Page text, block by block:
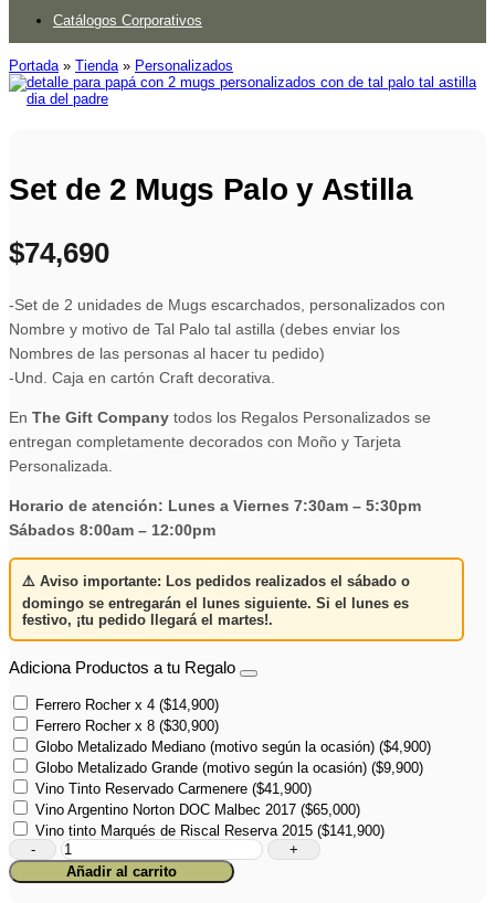
Catálogos Corporativos
Portada » Tienda » Personalizados
Set de 2 Mugs Palo y Astilla
$74,690
-Set de 2 unidades de Mugs escarchados, personalizados con
Nombre y motivo de Tal Palo tal astilla (debes enviar los
Nombres de las personas al hacer tu pedido)
-Und. Caja en cartón Craft decorativa.
En The Gift Company todos los Regalos Personalizados se
entregan completamente decorados con Moño y Tarjeta
Personalizada.
Horario de atención: Lunes a Viernes 7:30am – 5:30pm
Sábados 8:00am – 12:00pm
⚠️ Aviso importante: Los pedidos realizados el sábado o
domingo se entregarán el lunes siguiente. Si el lunes es
festivo, ¡tu pedido llegará el martes!.
Adiciona Productos a tu Regalo
Ferrero Rocher x 4 ($14,900)
Ferrero Rocher x 8 ($30,900)
Globo Metalizado Mediano (motivo según la ocasión) ($4,900)
Globo Metalizado Grande (motivo según la ocasión) ($9,900)
Vino Tinto Reservado Carmenere ($41,900)
Vino Argentino Norton DOC Malbec 2017 ($65,000)
Vino tinto Marqués de Riscal Reserva 2015 ($141,900)
Set
de
2Añadir al carrito